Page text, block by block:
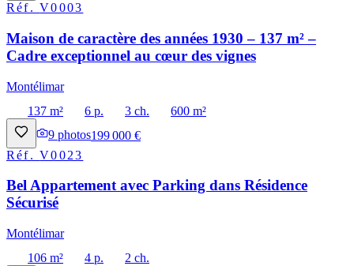
Réf.V0003
Maison de caractère des années 1930 – 137 m² –
Cadre exceptionnel au cœur des vignes
Montélimar
137 m²
6 p. 3 ch.
600 m²
9 photos199 000 €
Réf.V0023
Bel Appartement avec Parking dans Résidence
Sécurisé
Montélimar
106 m²
4 p.
2 ch.